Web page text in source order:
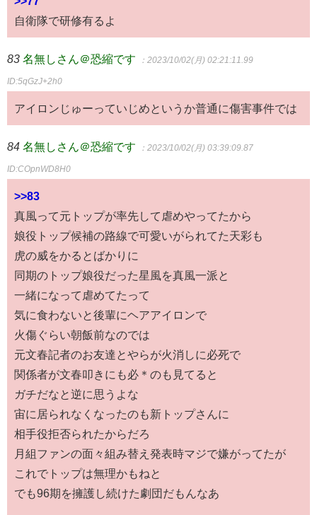
自衛隊で研修有るよ
83 名無しさん＠恐縮です ：2023/10/02(月) 02:21:11.99
ID:5qGzJ+2h0
アイロンじゅーっていじめというか普通に傷害事件では
84 名無しさん＠恐縮です ：2023/10/02(月) 03:39:09.87
ID:COpnWD8H0
>>83
真風って元トップが率先して虐めやってたから
娘役トップ候補の路線で可愛いがられてた天彩も
虎の威をかるとばかりに
同期のトップ娘役だった星風を真風一派と
一緒になって虐めてたって
気に食わないと後輩にヘアアイロンで
火傷ぐらい朝飯前なのでは
元文春記者のお友達とやらが火消しに必死で
関係者が文春叩きにも必＊のも見てると
ガチだなと逆に思うよな
宙に居られなくなったのも新トップさんに
相手役拒否られたからだろ
月組ファンの面々組み替え発表時マジで嫌がってたが
これでトップは無理かもねと
でも96期を擁護し続けた劇団だもんなあ